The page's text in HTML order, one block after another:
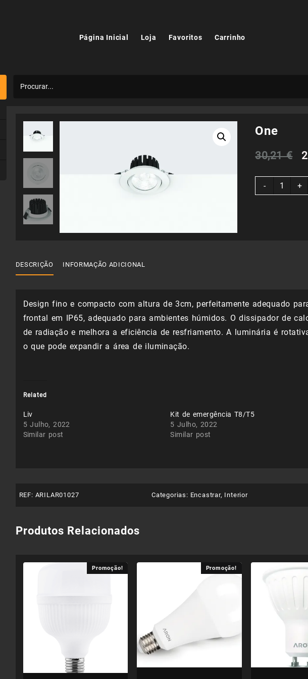
Página Inicial Loja Favoritos Carrinho
One
30,21€
O
-
Quantidade
+
DESCRIÇÃO INFORMAÇÃO ADICIONAL
Design fino e compacto com altura de 3cm, perfeitamente adequado
frontal em IP65, adequado para ambientes húmidos. O dissipador de
de radiação e melhora a eficiência de resfriamento. A luminária é
o que pode expandir a área de iluminação.
Related
Liv
5 Julho, 2022
Similar post
Kit de emergência T8/T5
5 Julho, 2022
Similar post
REF: ARILAR01027 Categorias: Encastrar, Interior
Produtos Relacionados
Promoção! Promoção!